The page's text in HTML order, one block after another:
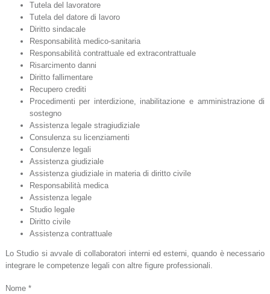
Tutela del lavoratore
Tutela del datore di lavoro
Diritto sindacale
Responsabilità medico-sanitaria
Responsabilità contrattuale ed extracontrattuale
Risarcimento danni
Diritto fallimentare
Recupero crediti
Procedimenti per interdizione, inabilitazione e amministrazione di
sostegno
Assistenza legale stragiudiziale
Consulenza su licenziamenti
Consulenze legali
Assistenza giudiziale
Assistenza giudiziale in materia di diritto civile
Responsabilità medica
Assistenza legale
Studio legale
Diritto civile
Assistenza contrattuale
Lo Studio si avvale di collaboratori interni ed esterni, quando è necessario
integrare le competenze legali con altre figure professionali.
Nome *